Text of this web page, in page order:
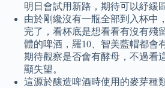
明日會試用新路，期待可以紓緩
由於剛纔沒有一瓶全部到入杯中
完了，看杯底是想看看有沒有殘
體的啤酒，羅10、智美藍帽都會
期待觀察是否會有酵母，不過看
顯失望。
這源於釀造啤酒時使用的麥芽種